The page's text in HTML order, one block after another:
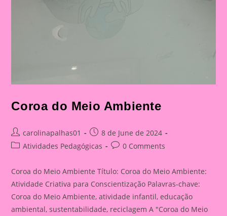
Coroa do Meio Ambiente
Post
author:
carolinapalhas01
Post
published:
8 de June de 2024
PostAtividades Pedagógicas
Post0 Comments
Coroa do Meio Ambiente Título: Coroa do Meio Ambiente:
Atividade Criativa para Conscientização Palavras-chave:
Coroa do Meio Ambiente, atividade infantil, educação
ambiental, sustentabilidade, reciclagem A "Coroa do Meio